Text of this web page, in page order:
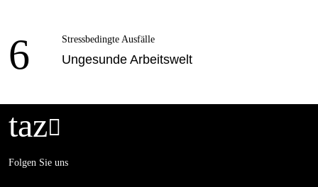
6 Stressbedingte Ausfälle
Ungesunde Arbeitswelt
taz
Folgen Sie uns